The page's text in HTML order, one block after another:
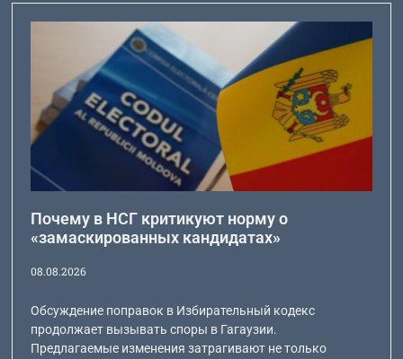
Почему в НСГ критикуют норму о
«замаскированных кандидатах»
08.08.2026
Обсуждение поправок в Избирательный кодекс
продолжает вызывать споры в Гагаузии.
Предлагаемые изменения затрагивают не только